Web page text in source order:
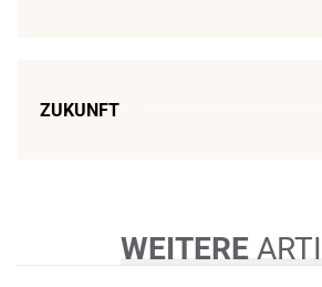
ZUKUNFT
WEITERE